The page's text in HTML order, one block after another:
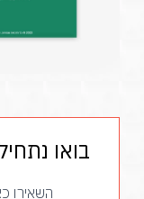
בואו
השאירו